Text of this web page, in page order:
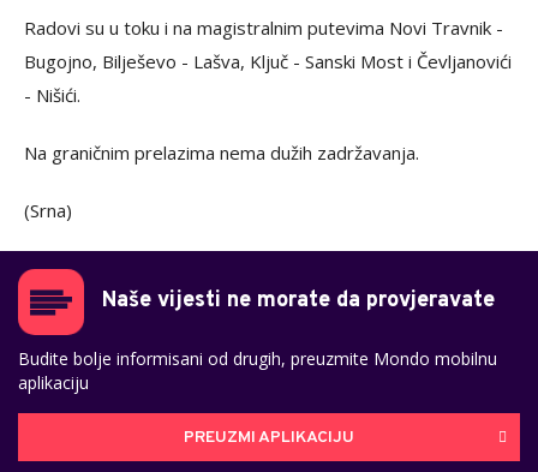
Radovi su u toku i na magistralnim putevima Novi Travnik -
Bugojno, Bilješevo - Lašva, Ključ - Sanski Most i Čevljanovići
- Nišići.
Na graničnim prelazima nema dužih zadržavanja.
(Srna)
Naše vijesti ne morate da provjeravate
Budite bolje informisani od drugih, preuzmite Mondo mobilnu
aplikaciju
PREUZMI APLIKACIJU